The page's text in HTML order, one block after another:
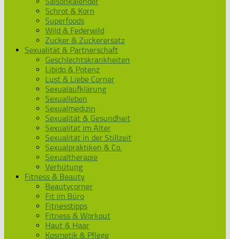
Schrot & Korn
Superfoods
Wild & Federwild
Zucker & Zuckerersatz
Sexualität & Partnerschaft
Geschlechtskrankheiten
Libido & Potenz
Lust & Liebe Corner
Sexualaufklärung
Sexualleben
Sexualmedizin
Sexualität & Gesundheit
Sexualität im Alter
Sexualität in der Stillzeit
Sexualpraktiken & Co.
Sexualtherapie
Verhütung
Fitness & Beauty
Beautycorner
Fit im Büro
Fitnesstipps
Fitness & Workout
Haut & Haar
Kosmetik & Pflege